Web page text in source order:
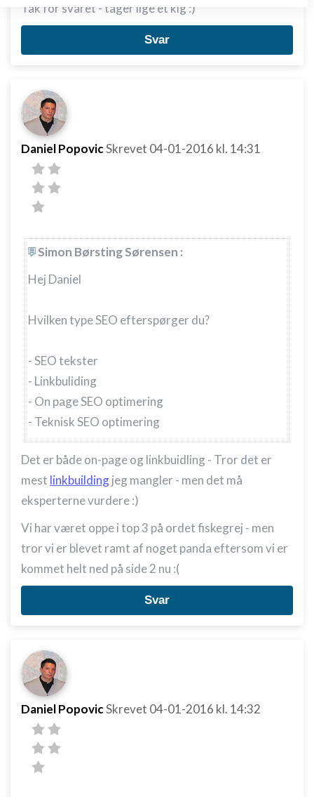
Tak for svaret - tager lige et kig :)
Svar
Daniel PopovicSkrevet 04-01-2016 kl. 14:31
Simon Børsting Sørensen :
Hej Daniel
Hvilken type SEO efterspørger du?
- SEO tekster
- Linkbuliding
- On page SEO optimering
- Teknisk SEO optimering
Det er både on-page og linkbuidling - Tror det er
mest linkbuildingjeg mangler - men det må
eksperterne vurdere :)
Vi har været oppe i top 3 på ordet fiskegrej - men
tror vi er blevet ramt af noget panda eftersom vi er
kommet helt ned på side 2 nu :(
Svar
Daniel PopovicSkrevet 04-01-2016 kl. 14:32
Opbevare og/eller tilgå oplysninger på en
Oprette profiler til tilpasset annoncering
Bruge profiler til at vælge tilpasset
annoncering
Oprette profiler for at tilpasse indhold
Bruge profiler til at vælge tilpasset indhold
Måle annonceringseffektivitet
Måle indholdseffektivitet
Forstå målgrupper gennem statistikker eller
kombinationer af oplysninger fra forskellige
kilder
Udvikle og forbedre tjenester
Bruge begrænsede oplysninger til at vælge
indhold
IAB Special Features:
Bruge præcise geografiske
placeringsoplysninger
Identificere enheder baseret på aktivt
anmodede oplysninger
Ikke-IAB-behandlingsformål:
Nødvendig
Funktionel